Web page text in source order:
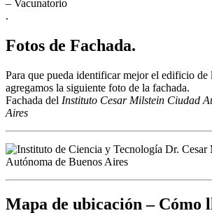
– Vacunatorio
.
Fotos de Fachada.
Para que pueda identificar mejor el edificio de
agregamos la siguiente foto de la fachada.
Fachada del Instituto Cesar Milstein Ciudad
Aires
Mapa de ubicación – Cómo